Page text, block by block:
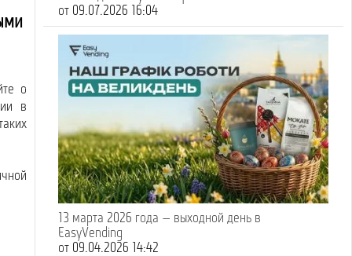
от 09.07.2026 16:04
13 марта 2026 года — выходной день в
EasyVending
от 09.04.2026 14:42
о
в